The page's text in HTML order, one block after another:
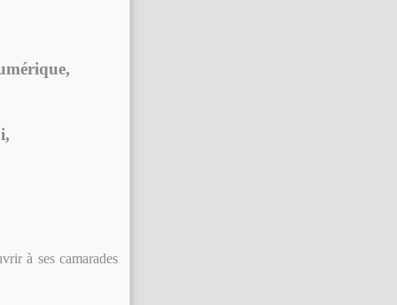
à ses camarades